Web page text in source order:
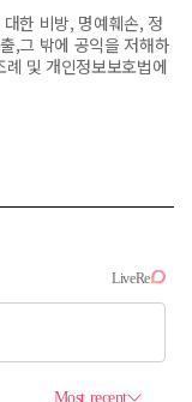
한 비방, 명예훼손, 정
,그 밖에 공익을 저해하
및 개인정보보호법에